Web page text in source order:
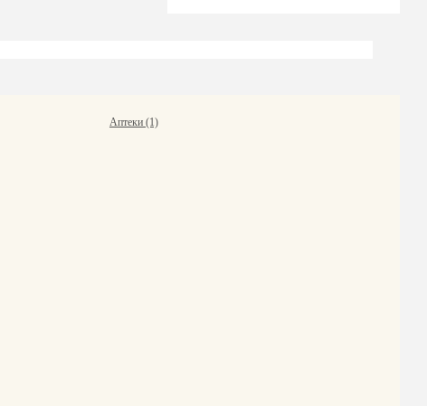
Аптеки (1)